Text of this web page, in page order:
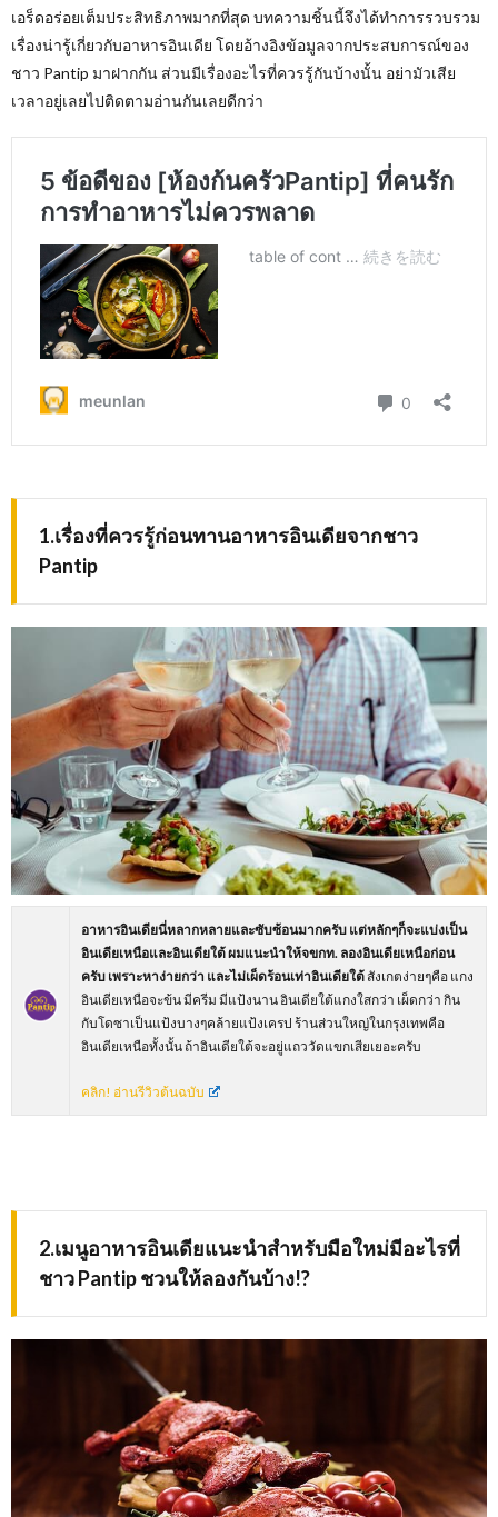
เอร็ดอร่อยเต็มประสิทธิภาพมากที่สุด บทความชิ้นนี้จึงได้ทำการรวบรวม
เรื่องน่ารู้เกี่ยวกับอาหารอินเดีย โดยอ้างอิงข้อมูลจากประสบการณ์ของ
ชาว Pantip มาฝากกัน ส่วนมีเรื่องอะไรที่ควรรู้กันบ้างนั้น อย่ามัวเสีย
เวลาอยู่เลยไปติดตามอ่านกันเลยดีกว่า
1.เรื่องที่ควรรู้ก่อนทานอาหารอินเดียจากชาว
Pantip
อาหารอินเดียนี่หลากหลายและซับซ้อนมากครับ แต่หลักๆก็จะแบ่งเป็น
อินเดียเหนือและอินเดียใต้ ผมแนะนำให้จขกท. ลองอินเดียเหนือก่อน
ครับ เพราะหาง่ายกว่า และไม่เผ็ดร้อนเท่าอินเดียใต้สังเกตง่ายๆคือ แกง
อินเดียเหนือจะข้น มีครีม มีแป้งนาน อินเดียใต้แกงใสกว่า เผ็ดกว่า กิน
กับโดซาเป็นแป้งบางๆคล้ายแป้งเครป ร้านส่วนใหญ่ในกรุงเทพคือ
อินเดียเหนือทั้งนั้น ถ้าอินเดียใต้จะอยู่แถววัดแขกเสียเยอะครับ
คลิก! อ่านรีวิวต้นฉบับ
2.เมนูอาหารอินเดียแนะนำสำหรับมือใหม่มีอะไรที่
ชาวPantip ชวนให้ลองกันบ้าง!?